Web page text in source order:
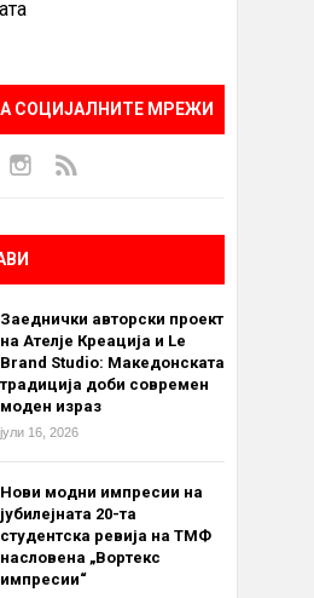
СОЦИЈАЛНИТЕ МРЕЖИ
Заеднички авторски проект
на Ателје Креација и Le
Brand Studio: Македонската
традиција доби современ
моден израз
јули 16, 2026
Нови модни импресии на
јубилејната 20-та
студентска ревија на ТМФ
насловена „Вортекс
импресии“